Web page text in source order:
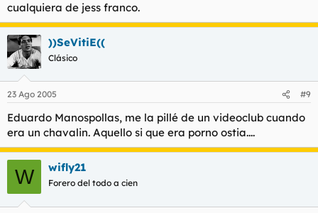
cualquiera de jess franco.
))SeVitiE((
Clásico
23 Ago 2005 #9
Eduardo Manospollas, me la pillé de un videoclub cuando
era un chavalin. Aquello si que era porno ostia....
W wifly21
Forero del todo a cien